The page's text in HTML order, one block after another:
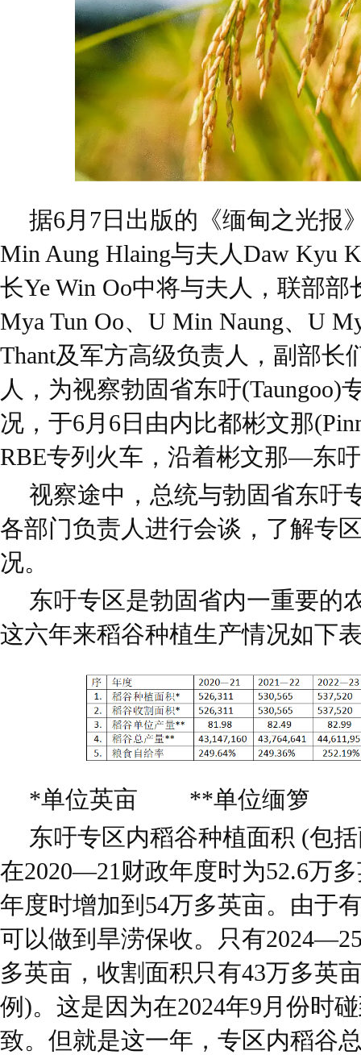
据6月7日出版的《缅甸之光报
Min Aung Hlaing与夫人Daw Kyu
长Ye Win Oo中将与夫人，联部部
Mya Tun Oo、U Min Naung、U
Thant及军方高级负责人，副部长
人，为视察勃固省东吁(Taungoo)
况，于6月6日由内比都彬文那
RBE专列火车，沿着彬文那—东
视察途中，总统与勃固省东吁
各部门负责人进行会谈，了解专
况。
东吁专区是勃固省内一重要的
这六年来稻谷种植生产情况如下
*单位英亩 **单位缅箩
东吁专区内稻谷种植面积 (包
在2020—21财政年度时为52.6万
年度时增加到54万多英亩。由于
可以做到旱涝保收。只有
多英亩，收割面积只有43万多英
例)。这是因为在2024年9月份时
致。但就是这一年，专区内稻谷